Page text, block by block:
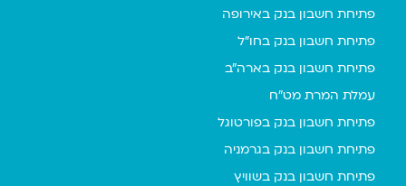
פתיחת חשבון בנק באירופה
פתיחת חשבון בנק בחו"ל
פתיחת חשבון בנק בארה"ב
עמלת המרת מט"ח
פתיחת חשבון בנק בפורטוגל
פתיחת חשבון בנק בגרמניה
פתיחת חשבון בנק בשוויץ